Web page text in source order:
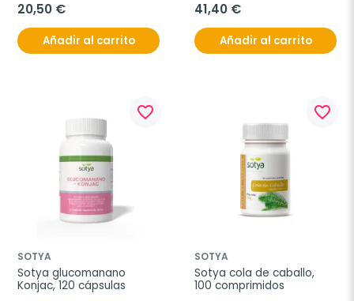
20,50 €
Añadir al carrito
41,40 €
Añadir al carrito
favorite_border
SOTYA
Sotya glucomanano
Konjac, 120 cápsulas
favorite_border
SOTYA
Sotya cola de caballo,
100 comprimidos